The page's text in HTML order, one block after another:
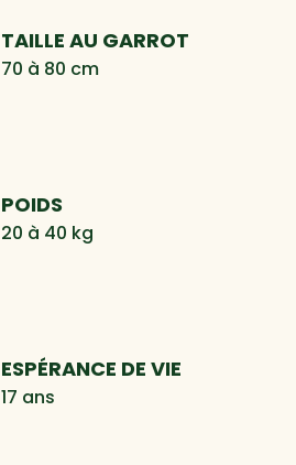
TAILLE AU GARROT
70 à 80 cm
POIDS
20 à 40 kg
ESPÉRANCE DE VIE
17 ans